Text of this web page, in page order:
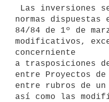
normas dispuestas
84/84 de 1º de
modificativos,
concerniente
a trasposiciones
entre Proyectos de
entre rubros de un
así como las